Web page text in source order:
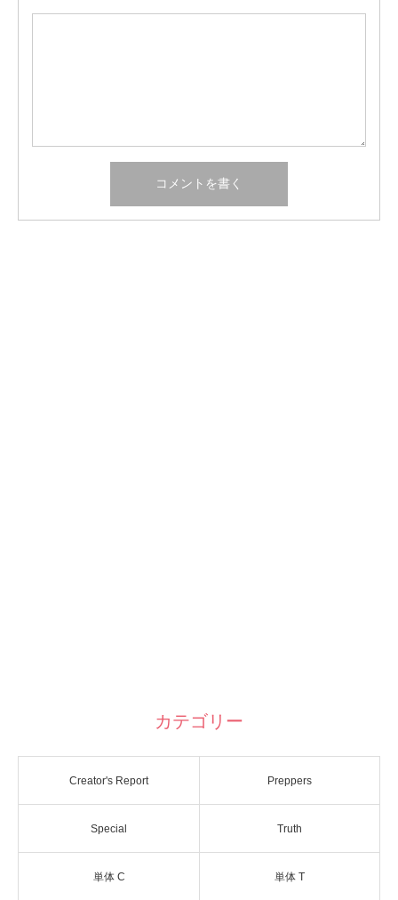
カテゴリー
Creator's Report Preppers
Special Truth
単体 C 単体 T